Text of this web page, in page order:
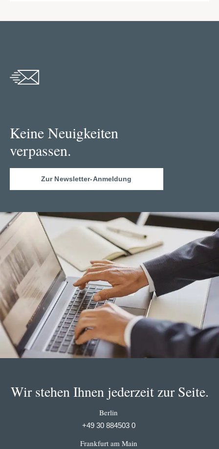
Keine Neuigkeiten
verpassen.
Zur Newsletter-Anmeldung
Wir stehen Ihnen jederzeit zur Seite.
Berlin
+49 30 884503 0
Frankfurt am Main